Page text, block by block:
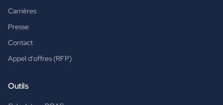
Carrières
Presse
Contact
Appel d'offres (RFP)
Outils